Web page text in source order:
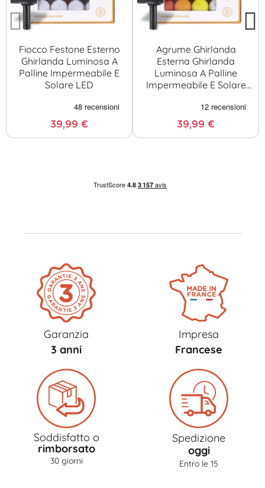
Fiocco Festone Esterno
Ghirlanda Luminosa A
Palline Impermeabile E
Solare LED
39,99 €
Agrume Ghirlanda
Esterna Ghirlanda
Luminosa A Palline
Impermeabile E Solare
39,99 €
Garanzia
3 anni
Impresa
Francese
Soddisfatto o
rimborsato
30 giorni
Spedizione
oggi
Entro le 15